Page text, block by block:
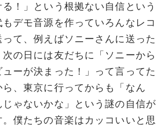
る！」という根拠ない自信という
デモ音源を作っていろんなレコ
て、例えばソニーさんに送った
の日には友だちに「ソニーから
ューが決まった！」って言ってた
ら、東京に行ってからも「なん
じゃないかな」という謎の自信が
僕たちの音楽はカッコいいと思